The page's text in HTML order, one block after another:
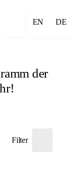
EN DE
der
Filter